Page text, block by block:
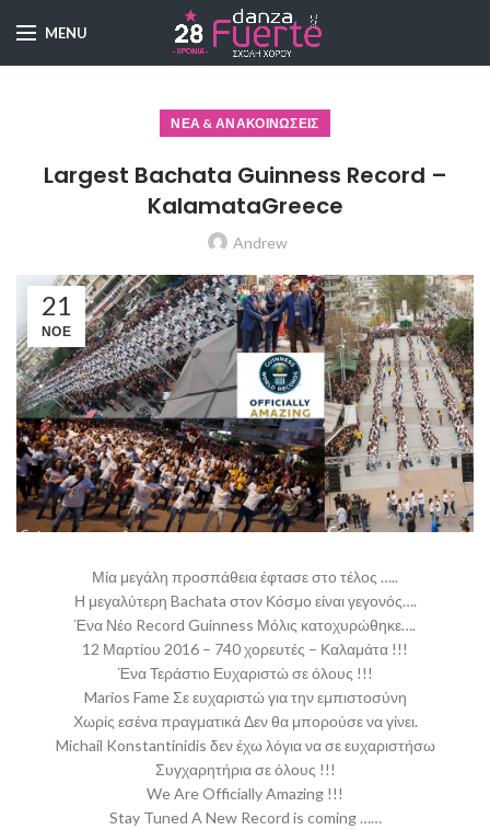
MENU
ΝΈΑ & ΑΝΑΚΟΙΝΏΣΕΙΣ
Largest Bachata Guinness Record –
KalamataGreece
Andrew
21
ΝΟΈ
Μία μεγάλη προσπάθεια έφτασε στο τέλος …..
Η μεγαλύτερη Bachata στον Κόσμο είναι γεγονός….
Ένα Νέο Record Guinness Μόλις κατοχυρώθηκε….
12 Μαρτίου 2016 – 740 χορευτές – Καλαμάτα !!!
Ένα Τεράστιο Ευχαριστώ σε όλους !!!
Marios FameΣε ευχαριστώ για την εμπιστοσύνη
Χωρίς εσένα πραγματικά Δεν θα μπορούσε να γίνει.
Michail Konstantinidis δεν έχω λόγια να σε ευχαριστήσω
Συγχαρητήρια σε όλους !!!
We Are Officially Amazing !!!
Stay Tuned A New Record is coming ……